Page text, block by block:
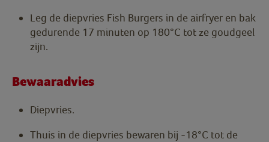
Leg de diepvries Fish Burgers in de airfryer en bak
gedurende 17 minuten op 180°C tot ze goudgeel
zijn.
Bewaaradvies
Diepvries.
Thuis in de diepvries bewaren bij -18°C tot de